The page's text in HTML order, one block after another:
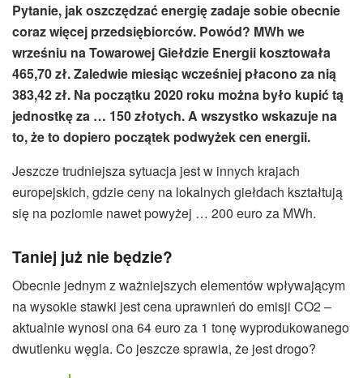
Pytanie, jak oszczędzać energię zadaje sobie obecnie
coraz więcej przedsiębiorców. Powód? MWh we
wrześniu na Towarowej Giełdzie Energii kosztowała
465,70 zł. Zaledwie miesiąc wcześniej płacono za nią
383,42 zł. Na początku 2020 roku można było kupić tą
jednostkę za … 150 złotych. A wszystko wskazuje na
to, że to dopiero początek podwyżek cen energii.
Jeszcze trudniejsza sytuacja jest w innych krajach
europejskich, gdzie ceny na lokalnych giełdach kształtują
się na poziomie nawet powyżej … 200 euro za MWh.
Taniej już nie będzie?
Obecnie jednym z ważniejszych elementów wpływającym
na wysokie stawki jest cena uprawnień do emisji CO2 –
aktualnie wynosi ona 64 euro za 1 tonę wyprodukowanego
dwutlenku węgla. Co jeszcze sprawia, że jest drogo?